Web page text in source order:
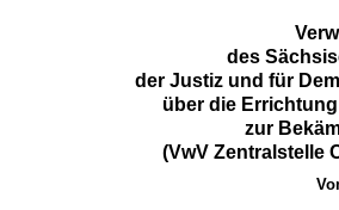
des
der Justiz und für
über die
zur
(VwV Zentralstelle